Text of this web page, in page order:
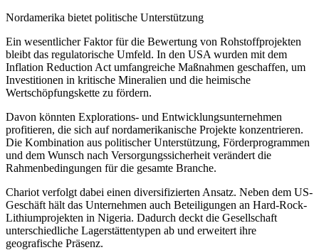
Nordamerika bietet politische Unterstützung
Ein wesentlicher Faktor für die Bewertung von Rohstoffprojekten
bleibt das regulatorische Umfeld. In den USA wurden mit dem
Inflation Reduction Act umfangreiche Maßnahmen geschaffen, um
Investitionen in kritische Mineralien und die heimische
Wertschöpfungskette zu fördern.
Davon könnten Explorations- und Entwicklungsunternehmen
profitieren, die sich auf nordamerikanische Projekte konzentrieren.
Die Kombination aus politischer Unterstützung, Förderprogrammen
und dem Wunsch nach Versorgungssicherheit verändert die
Rahmenbedingungen für die gesamte Branche.
Chariot verfolgt dabei einen diversifizierten Ansatz. Neben dem US-
Geschäft hält das Unternehmen auch Beteiligungen an Hard-Rock-
Lithiumprojekten in Nigeria. Dadurch deckt die Gesellschaft
unterschiedliche Lagerstättentypen ab und erweitert ihre
geografische Präsenz.